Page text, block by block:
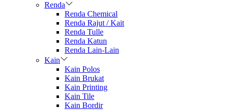
Renda
Renda Chemical
Renda Rajut / Kait
Renda Tulle
Renda Katun
Renda Lain-Lain
Kain
Kain Polos
Kain Brukat
Kain Printing
Kain Tile
Kain Bordir